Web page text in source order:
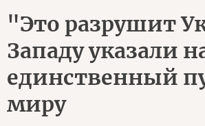
"Это разрушит
Западу указали
единственный
миру